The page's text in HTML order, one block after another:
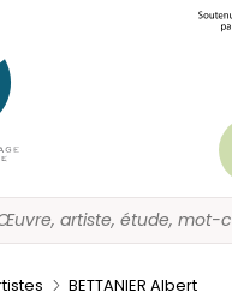
BETTANIER Albert